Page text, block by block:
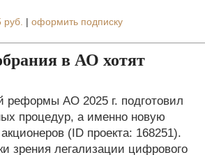
руб. | оформить подписку
в АО хотят
реформы АО 2025 г. подготовил
процедур, а именно новую
(ID проекта: 168251).
зрения легализации цифрового